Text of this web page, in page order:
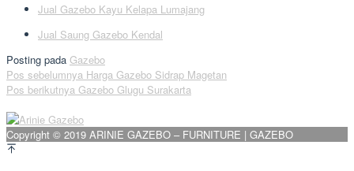
Jual Gazebo Kayu Kelapa Lumajang
Jual Saung Gazebo Kendal
Posting pada Gazebo
Navigasi
pos
Pos sebelumnya Harga Gazebo Sidrap Magetan
Pos berikutnya Gazebo Glugu Surakarta
Copyright © 2019 ARINIE GAZEBO – FURNITURE | GAZEBO